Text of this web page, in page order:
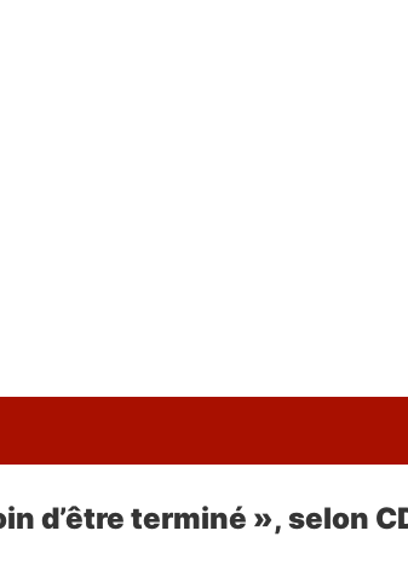
d’être terminé », selon